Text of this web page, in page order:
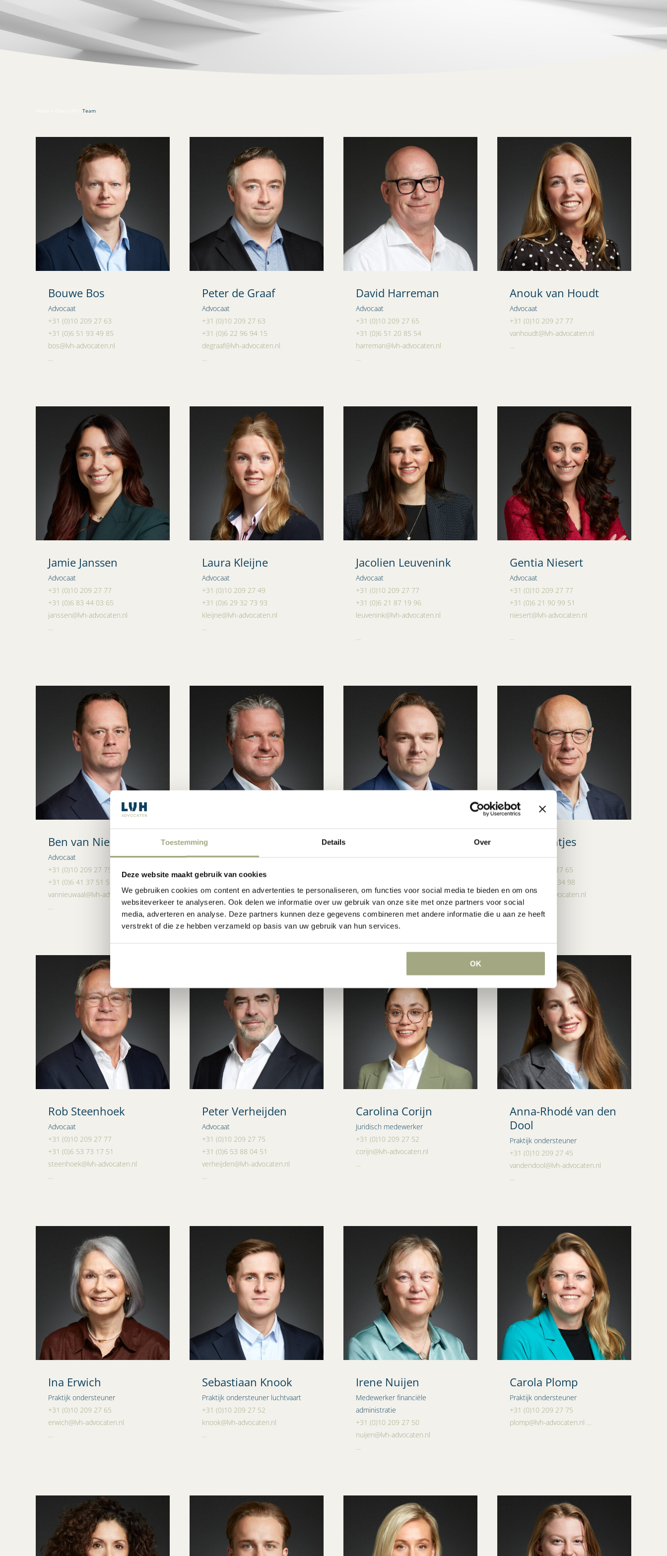
Toestemming Details Over
Deze website maakt gebruik van cookies
We gebruiken cookies om content en advertenties te personaliseren, om functies voor social media te bieden en om ons
websiteverkeer te analyseren. Ook delen we informatie over uw gebruik van onze site met onze partners voor social
media, adverteren en analyse. Deze partners kunnen deze gegevens combineren met andere informatie die u aan ze heeft
verstrekt of die ze hebben verzameld op basis van uw gebruik van hun services.
OK
Team
Bouwe Bos
Advocaat
+31 (0)10 209 27 63
+31 (0)6 51 93 49 85
bos@lvh-advocaten.nl
…
Peter de Graaf
Advocaat
+31 (0)10 209 27 63
+31 (0)6 22 96 94 15
degraaf@lvh-advocaten.nl
…
David Harreman
Advocaat
+31 (0)10 209 27 65
+31 (0)6 51 20 85 54
harreman@lvh-advocaten.nl
…
Anouk van Houdt
Advocaat
+31 (0)10 209 27 77
vanhoudt@lvh-advocaten.nl
…
Jamie Janssen
Advocaat
+31 (0)10 209 27 77
+31 (0)6 83 44 03 65
janssen@lvh-advocaten.nl
…
Laura Kleijne
Advocaat
+31 (0)10 209 27 49
+31 (0)6 29 32 73 93
kleijne@lvh-advocaten.nl
…
Jacolien Leuvenink
Advocaat
+31 (0)10 209 27 77
+31 (0)6 21 87 19 96
leuvenink@lvh-advocaten.nl
…
Gentia Niesert
Advocaat
+31 (0)10 209 27 77
+31 (0)6 21 90 99 51
niesert@lvh-advocaten.nl
…
Ben van Nieuwaal
Advocaat
+31 (0)10 209 27 75
+31 (0)6 41 37 51 55
vannieuwaal@lvh-advocaten.nl
…
Richard Ouwerling
Advocaat
+31 (0)10 209 27 75
ouwerling@lvh-advocaten.nl
…
Advocaat
pfeifer@lvh-advocaten.nl
…
Hans Rijntjes
Advocaat
+31 (0)10 209 27 65
+31 (0)6 51 32 34 98
rijntjes@lvh-advocaten.nl
…
Rob Steenhoek
Advocaat
+31 (0)10 209 27 77
+31 (0)6 53 73 17 51
steenhoek@lvh-advocaten.nl
…
Peter Verheijden
Advocaat
+31 (0)10 209 27 75
+31 (0)6 53 88 04 51
verheijden@lvh-advocaten.nl
…
Carolina Corijn
Juridisch medewerker
+31 (0)10 209 27 52
corijn@lvh-advocaten.nl
…
Anna-Rhodé van den
Dool
Praktijk ondersteuner
+31 (0)10 209 27 45
vandendool@lvh-advocaten.nl
…
Ina Erwich
Praktijk ondersteuner
+31 (0)10 209 27 65
erwich@lvh-advocaten.nl
…
Sebastiaan Knook
Praktijk ondersteuner luchtvaart
+31 (0)10 209 27 52
knook@lvh-advocaten.nl
…
Irene Nuijen
Medewerker financiële
administratie
+31 (0)10 209 27 50
nuijen@lvh-advocaten.nl
…
Carola Plomp
Praktijk ondersteuner
+31 (0)10 209 27 75
plomp@lvh-advocaten.nl …